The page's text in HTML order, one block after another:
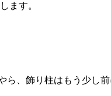
ます。
、飾り柱はもう少し